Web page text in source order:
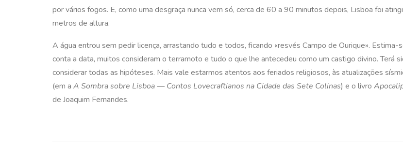
por vários fogos. E, como uma desgraça nunca vem só, cerca de 60 a 90 minutos depois, Lisboa foi
metros de altura.
A água entrou sem pedir licença, arrastando tudo e todos, ficando «resvés Campo de Ourique».
conta a data, muitos consideram o terramoto e tudo o que lhe antecedeu como um castigo divino. Terá
considerar todas as hipóteses. Mais vale estarmos atentos aos feriados religiosos, às atualizações
(em a A Sombra sobre Lisboa — Contos Lovecraftianos na Cidade das Sete Colinas) e o livro
de Joaquim Fernandes.